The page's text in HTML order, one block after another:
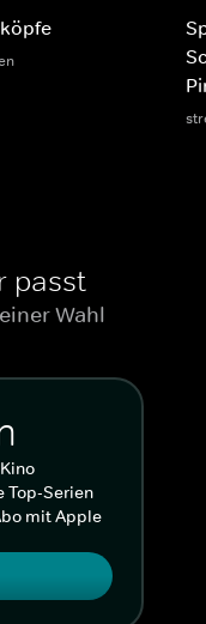
passt
Wahl
Top-Serien
mit Apple